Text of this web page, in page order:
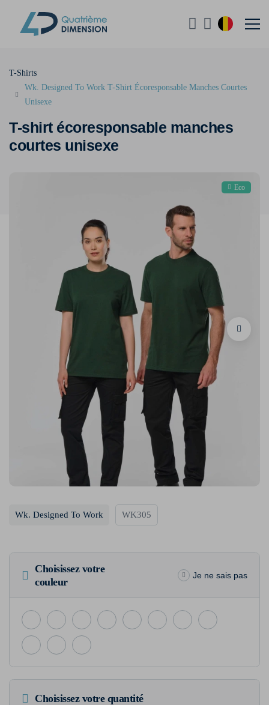
T-shirt écoresponsable manches
courtes unisexe
T-Shirts
Wk. Designed To Work T-Shirt Écoresponsable Manches Courtes
Unisexe
Eco
Wk. Designed To Work WK305
Choisissez votre
couleur
Je ne sais pas
Choisissez votre quantité